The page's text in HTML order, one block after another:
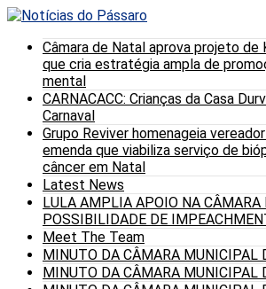
Câmara de Natal aprova projeto de
que cria estratégia ampla de
mental
CARNACACC: Crianças da Casa
Carnaval
Grupo Reviver homenageia
emenda que viabiliza serviço de
câncer em Natal
Latest News
LULA AMPLIA APOIO NA CÂMARA
POSSIBILIDADE DE
Meet The Team
MINUTO DA CÂMARA MUNICIPAL
MINUTO DA CÂMARA MUNICIPAL